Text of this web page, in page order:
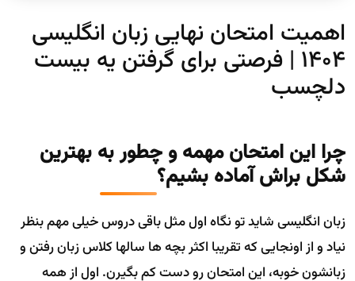
اهمیت امتحان نهایی زبان انگلیسی
1404 | فرصتی برای گرفتن یه بیست
دلچسب
چرا این امتحان مهمه و چطور به بهترین
شکل براش آماده بشیم؟
زبان انگلیسی شاید تو نگاه اول مثل باقی دروس خیلی مهم بنظر
نیاد و از اونجایی که تقریبا اکثر بچه ها سالها کلاس زبان رفتن و
زبانشون خوبه، این امتحان رو دست کم بگیرن. اول از همه